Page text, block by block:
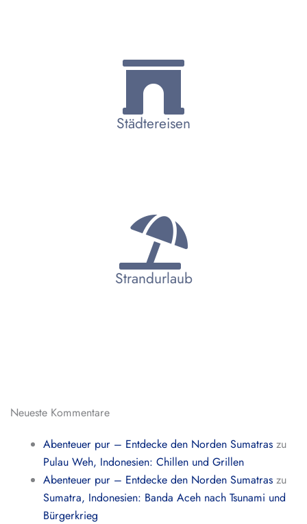
Städtereisen
Strandurlaub
Neueste Kommentare
Abenteuer pur – Entdecke den Norden Sumatras zu
Pulau Weh, Indonesien: Chillen und Grillen
Abenteuer pur – Entdecke den Norden Sumatras zu
Sumatra, Indonesien: Banda Aceh nach Tsunami und
Bürgerkrieg